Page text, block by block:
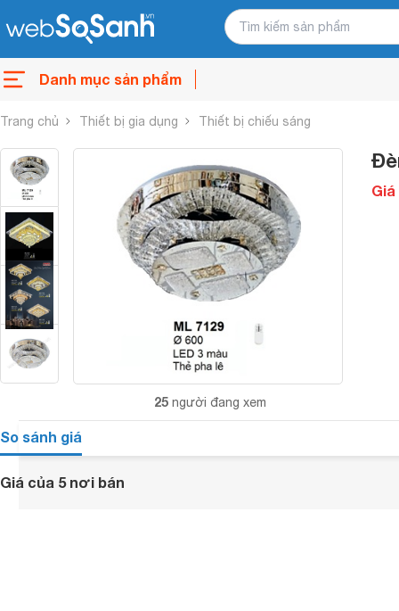
Danh mục sản phẩm
Trang chủ Thiết bị gia dụng Thiết bị chiếu sáng
25 người đang xem
Giá
So sánh giá
Giá của 5 nơi bán